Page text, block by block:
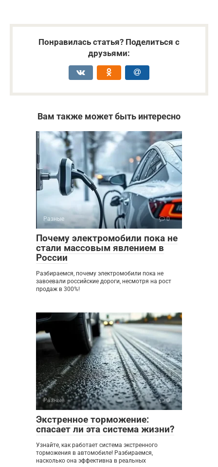
Понравилась статья? Поделиться с
друзьями:
Вам также может быть интересно
Разные 0
Почему электромобили пока не
стали массовым явлением в
России
Разбираемся, почему электромобили пока не
завоевали российские дороги, несмотря на рост
продаж в 300%!
Разные 0
Экстренное торможение:
спасает ли эта система жизни?
Узнайте, как работает система экстренного
торможения в автомобиле! Разбираемся,
насколько она эффективна в реальных